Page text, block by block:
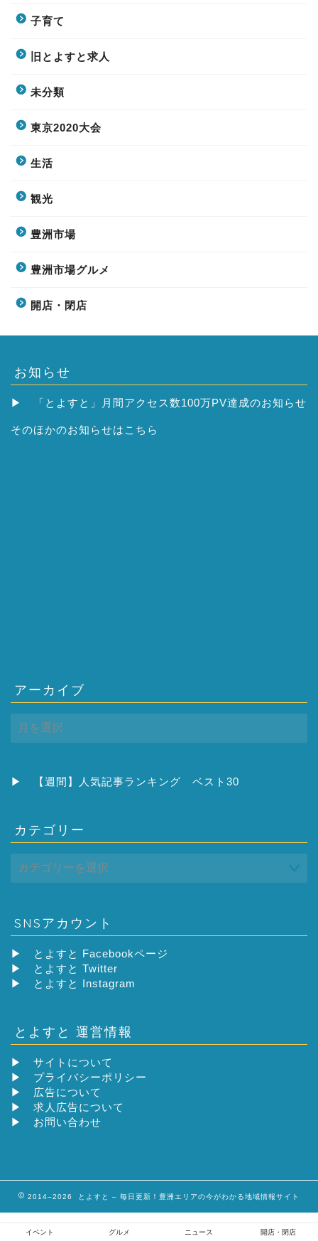
子育て
旧とよすと求人
未分類
東京2020大会
生活
観光
豊洲市場
豊洲市場グルメ
開店・閉店
お知らせ
▶ 「とよすと」月間アクセス数100万PV達成のお知らせ
そのほかのお知らせはこちら
アーカイブ
ー
ブ
▶ 【週間】人気記事ランキング ベスト30
カテゴリー
SNSアカウント
▶
とよすと Facebookページ
▶
とよすと Twitter
▶
とよすと Instagram
とよすと 運営情報
▶ サイトについて
▶ プライバシーポリシー
▶ 広告について
▶ 求人広告について
▶ お問い合わせ
2014–2026 とよすと – 毎日更新！豊洲エリアの今がわかる地域情報サイト
イベント グルメ ニュース 開店・閉店